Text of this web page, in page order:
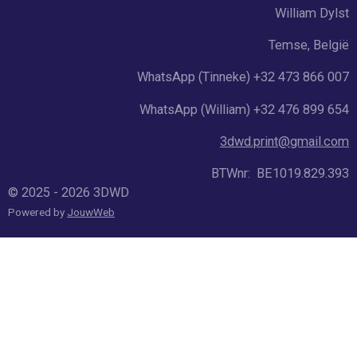
William Dylst
Temse, België
WhatsApp (Tinneke) +32 473 866 007
WhatsApp (William) +32 476 899 654
3dwd.print@gmail.com
BTWnr: BE1019.829.393
© 2025 - 2026 3DWD
Powered by JouwWeb